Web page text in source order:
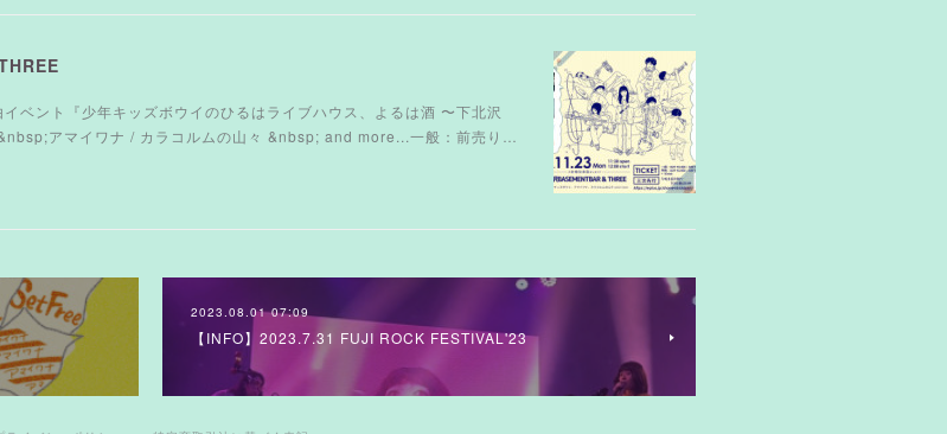
ント『少年キッズボウイのひるはライブハウス、よるは酒 〜下北沢
アマイワナ / カラコルムの山々 &nbsp; and more...一般：前売り…
2023.08.01 07:09
【INFO】2023.7.31 FUJI ROCK FESTIVAL'23